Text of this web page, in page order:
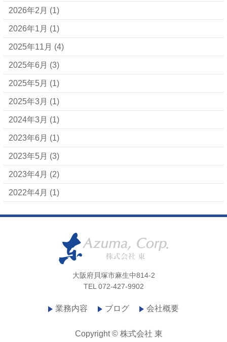
2026年2月 (1)
2026年1月 (1)
2025年11月 (4)
2025年6月 (3)
2025年5月 (1)
2025年3月 (1)
2024年3月 (1)
2023年6月 (1)
2023年5月 (3)
2023年4月 (2)
2022年4月 (1)
大阪府貝塚市麻生中814-2
TEL 072-427-9902
業務内容 ブログ 会社概要
Copyright © 株式会社 東